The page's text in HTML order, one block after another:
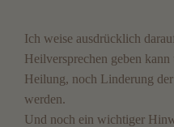
Ich weise ausdrücklich
Heilversprechen geben
Heilung, noch Linderung
werden.
Und noch ein wichtiger